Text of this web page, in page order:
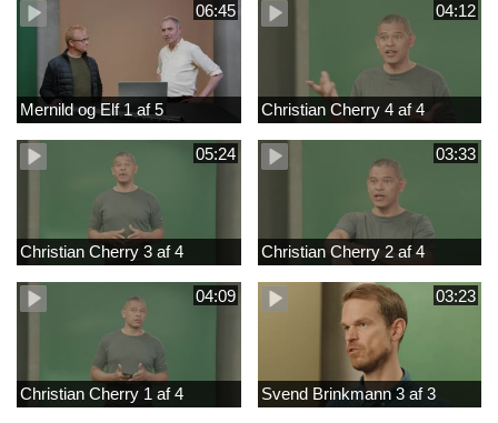
06:45
Mernild og Elf 1 af 5
04:12
Christian Cherry 4 af 4
05:24
Christian Cherry 3 af 4
03:33
Christian Cherry 2 af 4
04:09
Christian Cherry 1 af 4
03:23
Svend Brinkmann 3 af 3